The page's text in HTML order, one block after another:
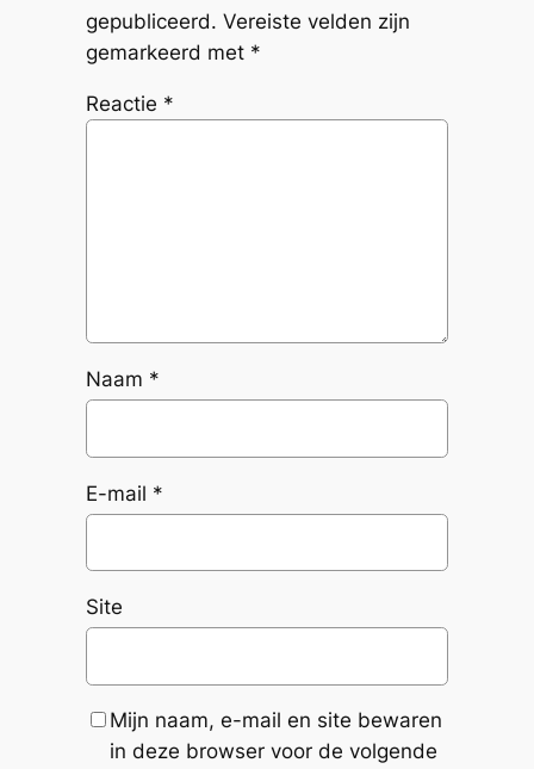
gepubliceerd. Vereiste velden zijn
gemarkeerd met *
Reactie *
Naam *
E-mail *
Site
Mijn naam, e-mail en site bewaren
in deze browser voor de volgende